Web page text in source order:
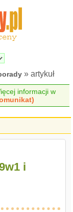
» artykuł
informacji w
i